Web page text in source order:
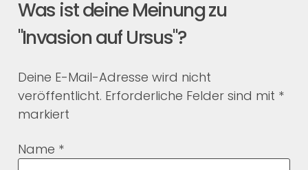
Was ist deine Meinung zu
"Invasion auf Ursus"?
Deine E-Mail-Adresse wird nicht
veröffentlicht. Erforderliche Felder sind mit *
markiert
Name *